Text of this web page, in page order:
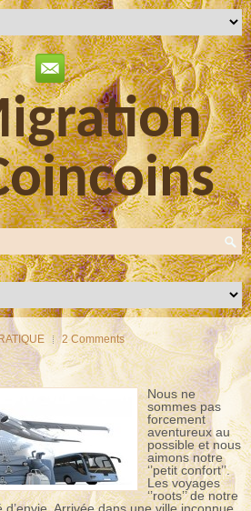
2 Comments
Nous ne
sommes pas
forcement
aventureux au
possible et nous
aimons notre
‘’petit confort’’.
Les voyages
‘’roots’’ de notre